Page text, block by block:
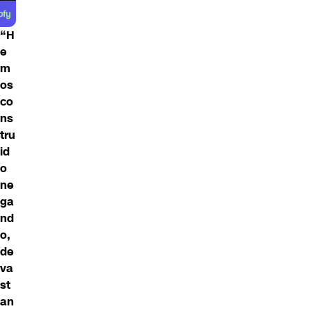
“H
e
m
os
co
ns
tru
id
o
ne
ga
nd
o,
de
va
st
an